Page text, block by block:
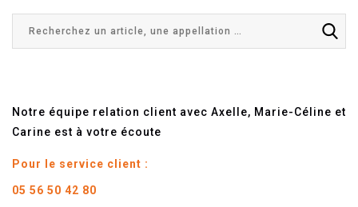
Notre équipe relation client avec Axelle, Marie-Céline et
Carine est à votre écoute
Pour le service client :
05 56 50 42 80